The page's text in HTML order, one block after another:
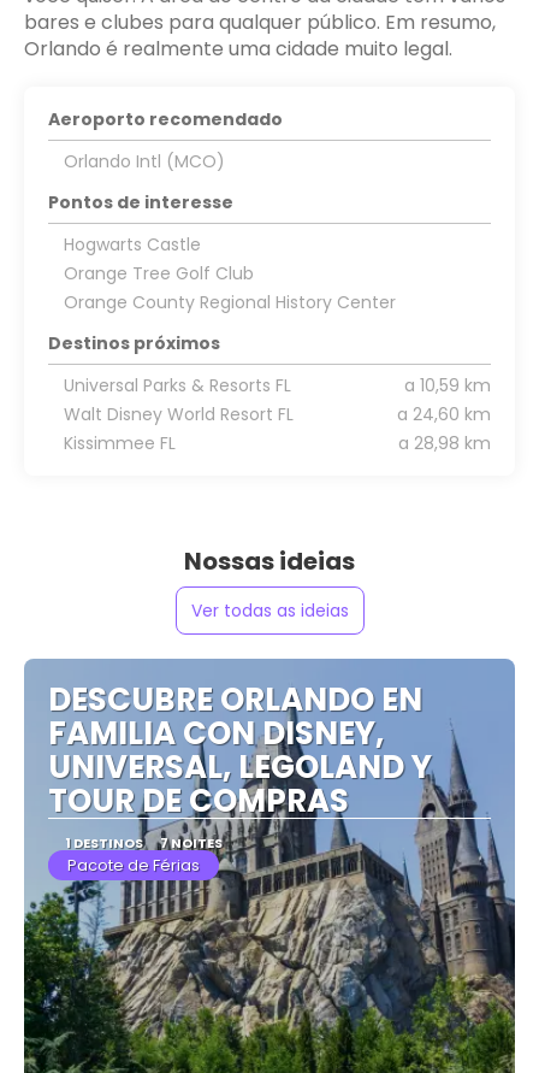
bares e clubes para qualquer público. Em resumo,
Orlando é realmente uma cidade muito legal.
Aeroporto recomendado
Orlando Intl (MCO)
Pontos de interesse
Hogwarts Castle
Orange Tree Golf Club
Orange County Regional History Center
Destinos próximos
Universal Parks & Resorts FL
a 10,59 km
Walt Disney World Resort FL
a 24,60 km
Kissimmee FL
a 28,98 km
Nossas ideias
Ver todas as ideias
DESCUBRE ORLANDO EN
FAMILIA CON DISNEY,
UNIVERSAL, LEGOLAND Y
TOUR DE COMPRAS
1 DESTINOS 7 NOITES
Pacote de Férias